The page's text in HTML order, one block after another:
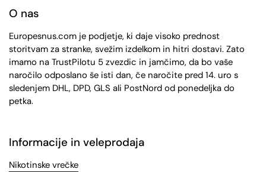
O nas
Europesnus.com je podjetje, ki daje visoko prednost
storitvam za stranke, svežim izdelkom in hitri dostavi. Zato
imamo na TrustPilotu 5 zvezdic in jamčimo, da bo vaše
naročilo odposlano še isti dan, če naročite pred 14. uro s
sledenjem DHL, DPD, GLS ali PostNord od ponedeljka do
petka.
Informacije in veleprodaja
Nikotinske vrečke